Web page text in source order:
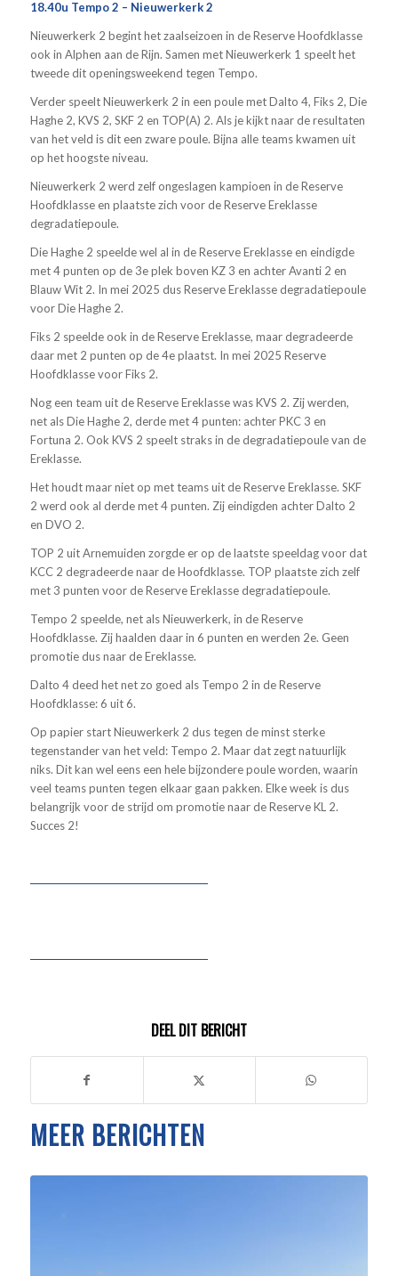
18.40u Tempo 2 – Nieuwerkerk 2
Nieuwerkerk 2 begint het zaalseizoen in de Reserve Hoofdklasse
ook in Alphen aan de Rijn. Samen met Nieuwerkerk 1 speelt het
tweede dit openingsweekend tegen Tempo.
Verder speelt Nieuwerkerk 2 in een poule met Dalto 4, Fiks 2, Die
Haghe 2, KVS 2, SKF 2 en TOP(A) 2. Als je kijkt naar de resultaten
van het veld is dit een zware poule. Bijna alle teams kwamen uit
op het hoogste niveau.
Nieuwerkerk 2 werd zelf ongeslagen kampioen in de Reserve
Hoofdklasse en plaatste zich voor de Reserve Ereklasse
degradatiepoule.
Die Haghe 2 speelde wel al in de Reserve Ereklasse en eindigde
met 4 punten op de 3e plek boven KZ 3 en achter Avanti 2 en
Blauw Wit 2. In mei 2025 dus Reserve Ereklasse degradatiepoule
voor Die Haghe 2.
Fiks 2 speelde ook in de Reserve Ereklasse, maar degradeerde
daar met 2 punten op de 4e plaatst. In mei 2025 Reserve
Hoofdklasse voor Fiks 2.
Nog een team uit de Reserve Ereklasse was KVS 2. Zij werden,
net als Die Haghe 2, derde met 4 punten: achter PKC 3 en
Fortuna 2. Ook KVS 2 speelt straks in de degradatiepoule van de
Ereklasse.
Het houdt maar niet op met teams uit de Reserve Ereklasse. SKF
2 werd ook al derde met 4 punten. Zij eindigden achter Dalto 2
en DVO 2.
TOP 2 uit Arnemuiden zorgde er op de laatste speeldag voor dat
KCC 2 degradeerde naar de Hoofdklasse. TOP plaatste zich zelf
met 3 punten voor de Reserve Ereklasse degradatiepoule.
Tempo 2 speelde, net als Nieuwerkerk, in de Reserve
Hoofdklasse. Zij haalden daar in 6 punten en werden 2e. Geen
promotie dus naar de Ereklasse.
Dalto 4 deed het net zo goed als Tempo 2 in de Reserve
Hoofdklasse: 6 uit 6.
Op papier start Nieuwerkerk 2 dus tegen de minst sterke
tegenstander van het veld: Tempo 2. Maar dat zegt natuurlijk
niks. Dit kan wel eens een hele bijzondere poule worden, waarin
veel teams punten tegen elkaar gaan pakken. Elke week is dus
belangrijk voor de strijd om promotie naar de Reserve KL 2.
Succes 2!
DEEL DIT BERICHT
MEER BERICHTEN